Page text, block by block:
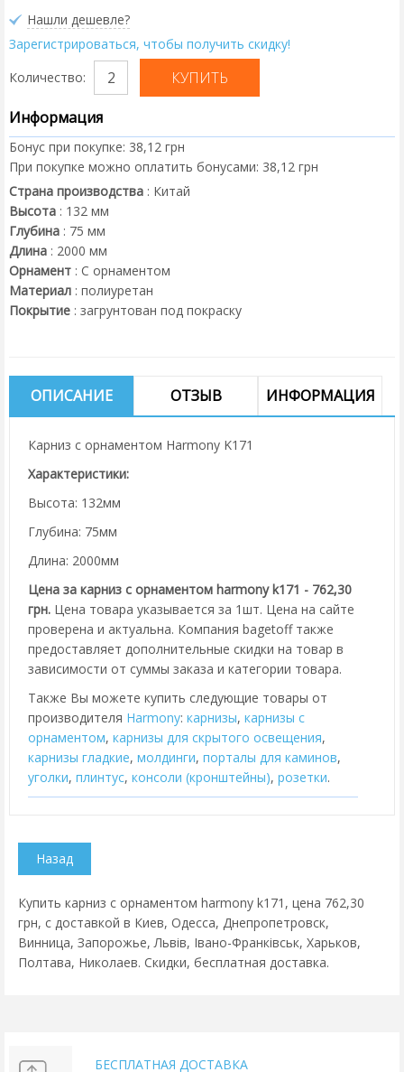
Нашли дешевле?
Зарегистрироваться, чтобы получить скидку!
Количество:
Информация
Бонус при покупке: 38,12 грн
При покупке можно оплатить бонусами: 38,12 грн
Страна производства : Китай
Высота : 132 мм
Глубина : 75 мм
Длина : 2000 мм
Орнамент : С орнаментом
Материал : полиуретан
Покрытие : загрунтован под покраску
ОПИСАНИЕ ОТЗЫВ ИНФОРМАЦИЯ
Карниз с орнаментом Harmony K171
Характеристики:
Высота: 132мм
Глубина: 75мм
Длина: 2000мм
Цена за карниз с орнаментом harmony k171 - 762,30
грн. Цена товара указывается за 1шт. Цена на сайте
проверена и актуальна. Компания bagetoff также
предоставляет дополнительные скидки на товар в
зависимости от суммы заказа и категории товара.
Также Вы можете купить следующие товары от
производителя Harmony: карнизы, карнизы с
орнаментом, карнизы для скрытого освещения,
карнизы гладкие, молдинги, порталы для каминов,
уголки, плинтус, консоли (кронштейны), розетки.
Купить карниз с орнаментом harmony k171, цена 762,30
грн, с доставкой в Киев, Одесса, Днепропетровск,
Винница, Запорожье, Львів, Івано-Франківськ, Харьков,
Полтава, Николаев. Скидки, бесплатная доставка.
БЕСПЛАТНАЯ ДОСТАВКА